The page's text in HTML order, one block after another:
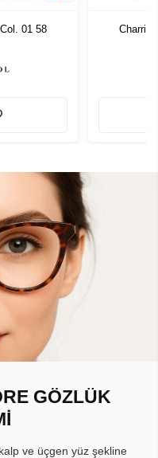
01 58
Charriol
GÖZLÜK
ve üçgen yüz şekline